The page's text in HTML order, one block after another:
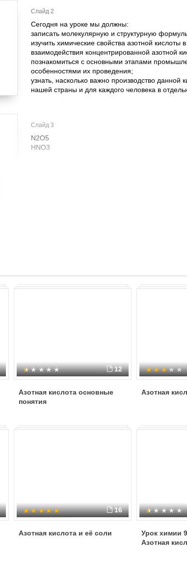
Слайд 2
Сегодня на уроке мы должны:
записать молекулярную и структурную
изучить химические свойства азотной кислоты
взаимодействия концентрированной азотной
познакомиться с основными этапами
особенностями их проведения;
узнать, насколько важно производство данной
нашей страны и для каждого человека в
Слайд 3
N2O5
HNO3
12
Азотная кислота основные
понятия
Азотная
16
Азотная кислота и её соли
Урок химии
Азотная